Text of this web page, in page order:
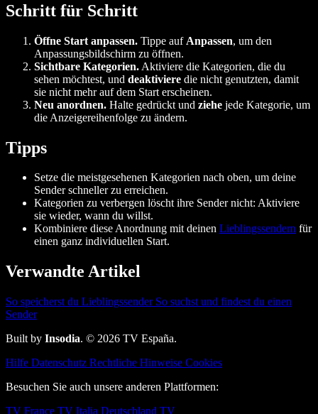
Schritt für Schritt
Öffne Start anpassen. Tippe auf Anpassen, um den
Anpassungsbildschirm zu öffnen.
Sichtbare Kategorien. Aktiviere die Kategorien, die du
sehen möchtest, und deaktiviere die nicht genutzten, damit
sie nicht mehr auf dem Start erscheinen.
Neu anordnen. Halte gedrückt und ziehe jede Kategorie, um
die Anzeigereihenfolge zu ändern.
Tipps
Setze die meistgesehenen Kategorien nach oben, um deine
Sender schneller zu erreichen.
Kategorien zu verbergen löscht ihre Sender nicht: Aktiviere
sie wieder, wann du willst.
Kombiniere diese Anordnung mit deinen Lieblingssendern für
einen ganz individuellen Start.
Verwandte Artikel
So speicherst du Lieblingssender So suchst und findest du einen
Sender
Built by Insodia. © 2026 TV España.
Hilfe Datenschutz Rechtliche Hinweise Cookies
Besuchen Sie auch unsere anderen Plattformen:
TV France TV Italia Deutschland TV